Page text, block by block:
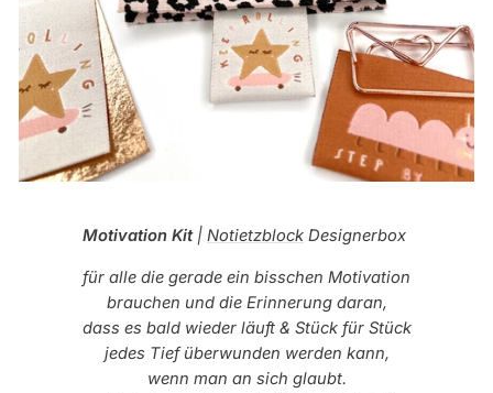
Motivation Kit | Notietzblock Designerbox
für alle die gerade ein bisschen Motivation
brauchen und die Erinnerung daran,
dass es bald wieder läuft & Stück für Stück
jedes Tief überwunden werden kann,
wenn man an sich glaubt.